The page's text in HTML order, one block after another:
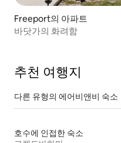
Freeport의 아파트
바닷가의 화려함
추천 여행지
다른 유형의 에어비앤비 숙소
호수에 인접한 숙소